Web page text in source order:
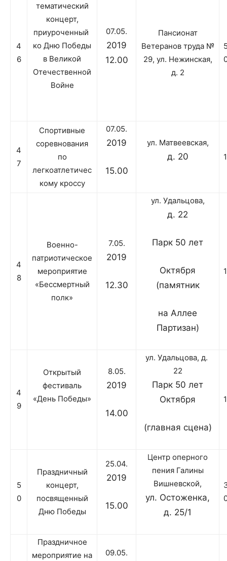
4
6
тематический
концерт,
приуроченный
ко Дню Победы
в Великой
Отечественной
Войне
07.05.
2019
12.00
Пансионат
Ветеранов труда №
29, ул. Нежинская,
д. 2
4
7
Спортивные
соревнования
по
легкоатлетичес
кому кроссу
07.05.
2019
15.00
ул. Матвеевская,
д. 20
4
8
Военно-
патриотическое
мероприятие
«Бессмертный
полк»
7.05.
2019
12.30
ул. Удальцова,
д. 22
Парк 50 лет
Октября
(памятник
на Аллее
Партизан)
4
9
Открытый
фестиваль
«День Победы»
8.05.
2019
14.00
ул. Удальцова, д.
22
Парк 50 лет
Октября
(главная сцена)
5
0
Праздничный
концерт,
посвященный
Дню Победы
25.04.
2019
15.00
Центр оперного
пения Галины
Вишневской,
ул. Остоженка,
д. 25/1
Праздничное
мероприятие на
09.05.